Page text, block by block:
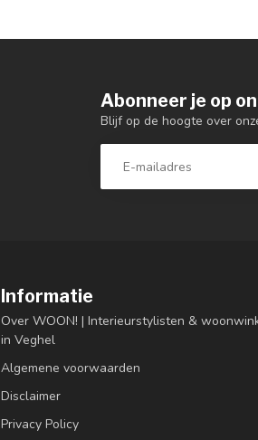
Abonneer je op
Blijf op de hoogte over
Informatie
Over WOON! | Interieurstylisten &
in Veghel
Algemene voorwaarden
Disclaimer
Privacy Policy